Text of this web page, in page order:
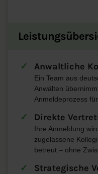
Anwaltliche
Ein Team aus
Anwälten
Anmeldeprozess für
Direkte
Ihre Anmeldung
zugelassene
betreut – ohne
Strategische